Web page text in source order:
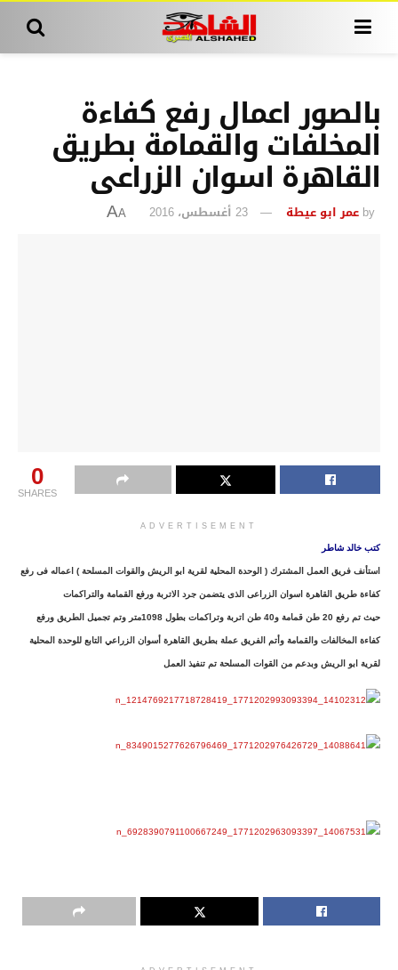
بالصور اعمال رفع كفاءة
المخلفات والقمامة بطريق
القاهرة اسوان الزراعى
by عمر ابو عيطة 23 أغسطس، 2016 A
A
0
SHARES
ADVERTISEMENT
كتب خالد شاطر
استأنف فريق العمل المشترك ( الوحدة المحلية لقرية ابو الريش والقوات المسلحة ) اعماله فى رفع
كفاءة طريق القاهرة اسوان الزراعى الذى يتضمن جرد الاتربة ورفع القمامة والتراكمات
حيث تم رفع 20 طن قمامة و40 طن اتربة وتراكمات بطول 1098متر وتم تجميل الطريق ورفع
كفاءة المخالفات والقمامة وأتم الفريق عملة بطريق القاهرة أسوان الزراعي التابع للوحدة المحلية
لقرية ابو الريش وبدعم من القوات المسلحة تم تنفيذ العمل